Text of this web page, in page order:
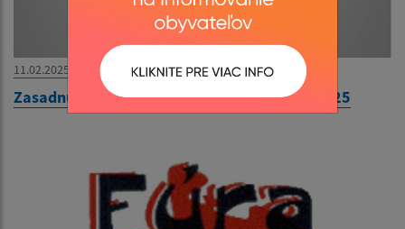
11.02.2025
Zasadnutie Obecného zastupiteľstva 13.2.2025